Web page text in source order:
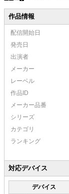
作品情報
配信開始日
発売日
出演者
メーカー
レーベル
作品ID
メーカー品番
シリーズ
カテゴリ
ランキング
対応デバイス
デバイス